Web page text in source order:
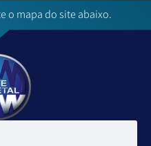
o mapa do site abaixo.